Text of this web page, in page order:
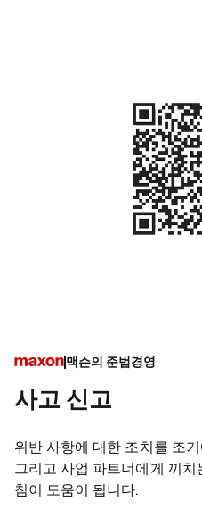
맥슨의 준법경영
사고 신고
위반 사항에 대한 조치를 조
그리고 사업 파트너에게 끼치
침이 도움이 됩니다.